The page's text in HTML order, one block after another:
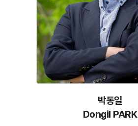
박동일
Dongil PARK